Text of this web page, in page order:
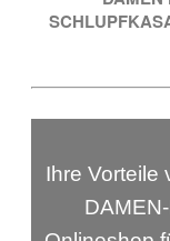
Ihre Vorteile